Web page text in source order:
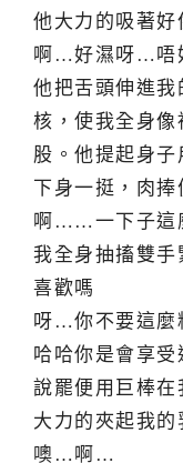
他大力的吸著好
啊…好濕呀…唔
他把舌頭伸進我
核，使我全身像
股。他提起身子
下身一挺，肉捧
啊……一下子這
我全身抽搐雙手
喜歡嗎
呀…你不要這麼
哈哈你是會享受
說罷便用巨棒
大力的夾起我的
噢…啊…